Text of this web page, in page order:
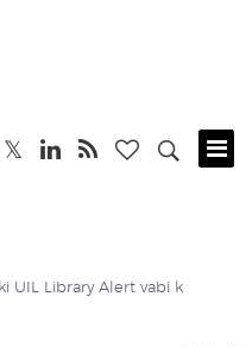
UIL Library Alert vabi k